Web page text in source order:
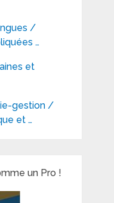
/
…
et
gestion /
et …
un Pro !